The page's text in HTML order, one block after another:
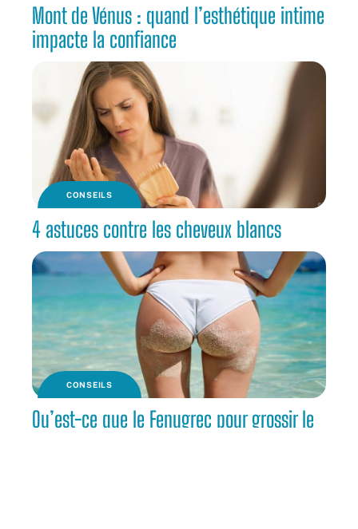
Mont de Vénus : quand l’esthétique intime
impacte la confiance
CONSEILS
4 astuces contre les cheveux blancs
CONSEILS
Qu’est-ce que le Fenugrec pour grossir le